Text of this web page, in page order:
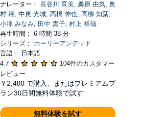
ナレーター： 長谷川 育美, 桑原 由気, 奥
村 翔, 中恵 光城, 高橋 伸也, 高柳 知葉,
小澤 みなみ, 田中 貴子, 村上 裕哉
再生時間： 6 時間 38 分
シリーズ： ホーリーアンデッド
言語： 日本語
4.7
104件のカスタマー
レビュー
￥2,480 で購入、またはプレミアムプ
ラン30日間無料体験で試す
無料体験を試す